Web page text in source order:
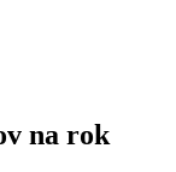
na rok